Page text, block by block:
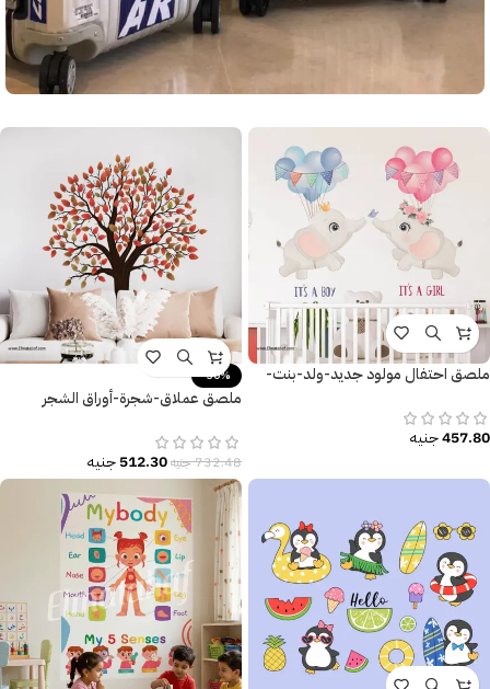
ملصق احتفال مولود جديد-ولد-بنت-
457.80جنيه
-30%
ملصق عملاق-شجرة-أوراق الشجر
732.48جنيه512.30جنيه